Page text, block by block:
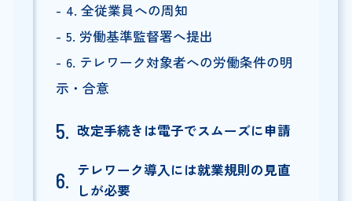
4. 全従業員への周知
5. 労働基準監督署へ提出
6. テレワーク対象者への労働条件の明
示・合意
改定手続きは電子でスムーズに申請
テレワーク導入には就業規則の見直
しが必要